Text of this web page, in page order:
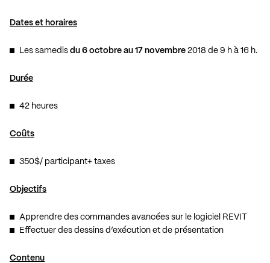
Dates et horaires
Les samedis du 6 octobre au 17 novembre 2018 de 9 h à 16 h.
Durée
42 heures
Coûts
350$/ participant+ taxes
Objectifs
Apprendre des commandes avancées sur le logiciel REVIT
Effectuer des dessins d’exécution et de présentation
Contenu